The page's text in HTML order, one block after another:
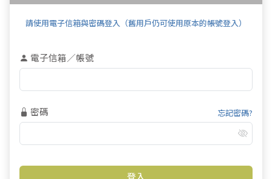
請使用電子信箱與密碼登入（舊用戶仍可使用原本的帳號登入）
電子信箱／帳號
密碼 忘記密碼?